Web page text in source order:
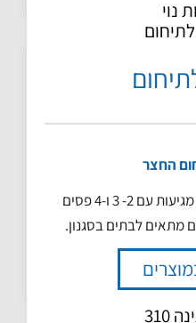
החצר
מגיעות בסגנון עמוד וקורה מגיעות עם 2- 3 ו-4 פסים
מתאים לבתים בסגנון.